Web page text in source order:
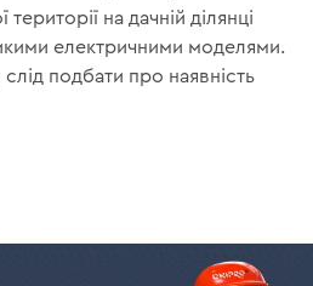
на дачній ділянці
електричними моделями.
подбати про наявність